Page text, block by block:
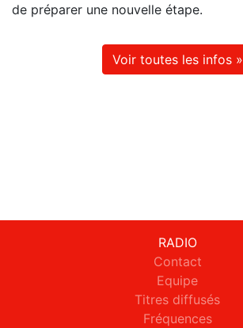
de préparer une nouvelle étape.
Voir toutes les infos »
RADIO
Contact
Equipe
Titres diffusés
Fréquences